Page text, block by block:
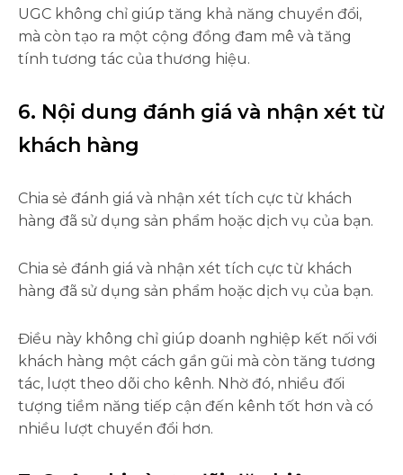
UGC không chỉ giúp tăng khả năng chuyển đổi,
mà còn tạo ra một cộng đồng đam mê và tăng
tính tương tác của thương hiệu.
6. Nội dung đánh giá và nhận xét từ
khách hàng
Chia sẻ đánh giá và nhận xét tích cực từ khách
hàng đã sử dụng sản phẩm hoặc dịch vụ của bạn.
Chia sẻ đánh giá và nhận xét tích cực từ khách
hàng đã sử dụng sản phẩm hoặc dịch vụ của bạn.
Điều này không chỉ giúp doanh nghiệp kết nối với
khách hàng một cách gần gũi mà còn tăng tương
tác, lượt theo dõi cho kênh. Nhờ đó, nhiều đối
tượng tiềm năng tiếp cận đến kênh tốt hơn và có
nhiều lượt chuyển đổi hơn.